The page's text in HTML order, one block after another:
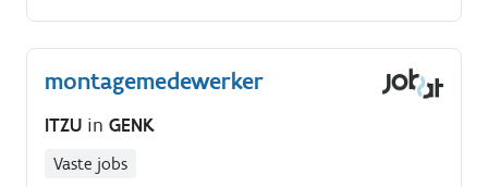
draaibanken.
montagemedewerker
ITZU in GENK
Vaste jobs